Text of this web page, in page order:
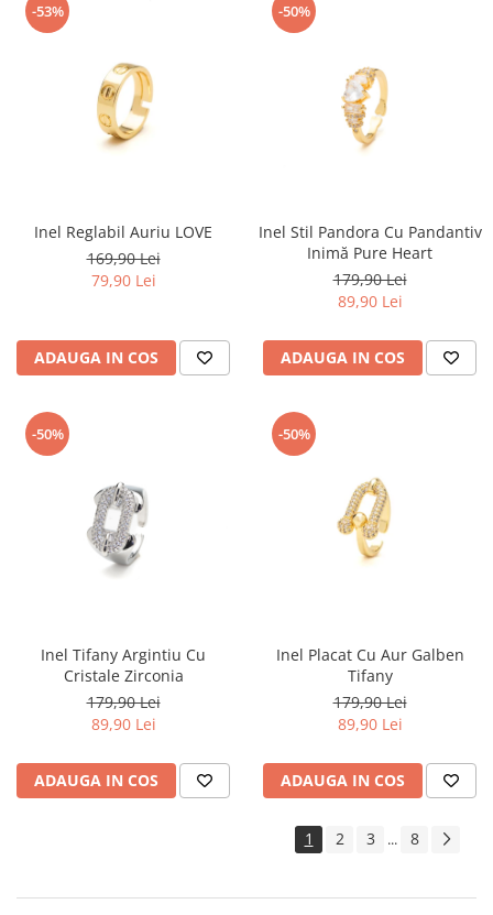
-53%
Inel Reglabil Auriu LOVE
169,90 Lei
79,90 Lei
ADAUGA IN COS
-50%
Inel Stil Pandora Cu Pandantiv
Inimă Pure Heart
179,90 Lei
89,90 Lei
ADAUGA IN COS
-50%
Inel Tifany Argintiu Cu
Cristale Zirconia
179,90 Lei
89,90 Lei
ADAUGA IN COS
-50%
Inel Placat Cu Aur Galben
Tifany
179,90 Lei
89,90 Lei
ADAUGA IN COS
1 2 3 ... 8